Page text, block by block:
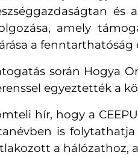
amely
a fenntarthatóság
során Hogya
egyeztették a
hír, hogy a
is
a hálózathoz,